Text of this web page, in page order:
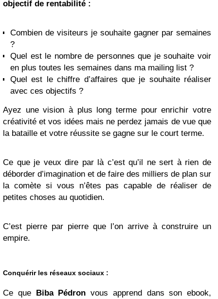
objectif de rentabilité :
Combien de visiteurs je souhaite gagner par semaines
?
Quel est le nombre de personnes que je souhaite voir
en plus toutes les semaines dans ma mailing list ?
Quel est le chiffre d’affaires que je souhaite réaliser
avec ces objectifs ?
Ayez une vision à plus long terme pour enrichir votre
créativité et vos idées mais ne perdez jamais de vue que
la bataille et votre réussite se gagne sur le court terme.
Ce que je veux dire par là c’est qu’il ne sert à rien de
déborder d’imagination et de faire des milliers de plan sur
la comète si vous n’êtes pas capable de réaliser de
petites choses au quotidien.
C’est pierre par pierre que l’on arrive à construire un
empire.
Conquérir les réseaux sociaux :
Ce que Biba Pédron vous apprend dans son ebook,